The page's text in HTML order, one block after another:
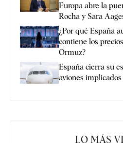
Europa abre la
Rocha y Sara
¿Por qué España
contiene los
Ormuz?
España cierra su
aviones
LO MÁS